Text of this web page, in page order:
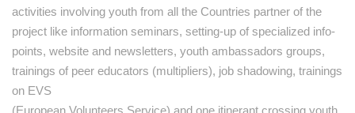
activities involving youth from all the Countries partner of the
project like information seminars, setting-up of specialized info-
points, website and newsletters, youth ambassadors groups,
trainings of peer educators (multipliers), job shadowing, trainings
on EVS